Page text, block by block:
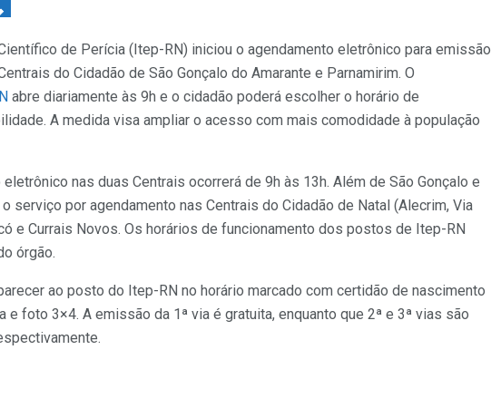
de Perícia (Itep-RN) iniciou o agendamento eletrônico para emissão
do Cidadão de São Gonçalo do Amarante e Parnamirim. O
abre diariamente às 9h e o cidadão poderá escolher o horário de
A medida visa ampliar o acesso com mais comodidade à população
nas duas Centrais ocorrerá de 9h às 13h. Além de São Gonçalo e
serviço por agendamento nas Centrais do Cidadão de Natal (Alecrim, Via
e Currais Novos. Os horários de funcionamento dos postos de Itep-RN
órgão.
ao posto do Itep-RN no horário marcado com certidão de nascimento
foto 3×4. A emissão da 1ª via é gratuita, enquanto que 2ª e 3ª vias são